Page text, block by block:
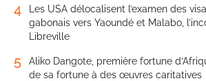
4
Les USA délocalisent l’examen des
gabonais vers Yaoundé et Malabo,
Libreville
5
Aliko Dangote, première fortune
de sa fortune à des œuvres caritatives